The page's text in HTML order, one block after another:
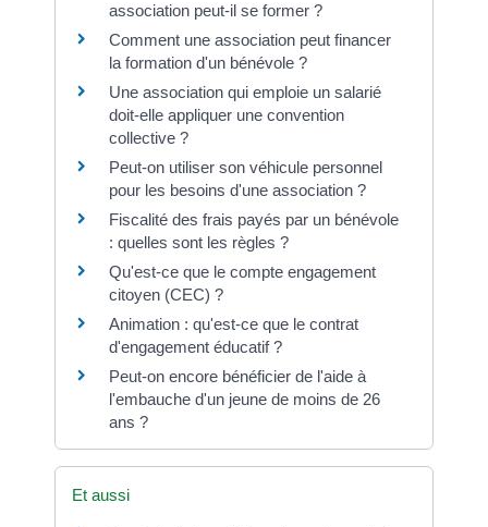
association peut-il se former ?
Comment une association peut financer
la formation d'un bénévole ?
Une association qui emploie un salarié
doit-elle appliquer une convention
collective ?
Peut-on utiliser son véhicule personnel
pour les besoins d'une association ?
Fiscalité des frais payés par un bénévole
: quelles sont les règles ?
Qu'est-ce que le compte engagement
citoyen (CEC) ?
Animation : qu'est-ce que le contrat
d'engagement éducatif ?
Peut-on encore bénéficier de l'aide à
l'embauche d'un jeune de moins de 26
ans ?
Et aussi